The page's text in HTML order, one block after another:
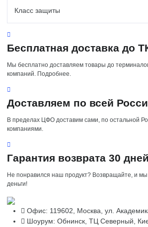
Класс защиты
Бесплатная доставка до
Мы бесплатно доставляем товары до
компаний. Подробнее.
Доставляем по всей
В пределах ЦФО доставим сами, по остальной
компаниями.
Гарантия возврата 30
Не понравился наш продукт? Возвращайте, и
деньги!
Офис: 119602, Москва, ул.
Шоурум: Обнинск, ТЦ Северный,